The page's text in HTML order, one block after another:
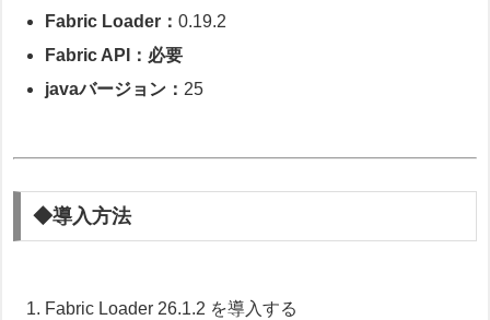
Fabric Loader：0.19.2
Fabric API：必要
javaバージョン：25
◆導入方法
Fabric Loader 26.1.2 を導入する